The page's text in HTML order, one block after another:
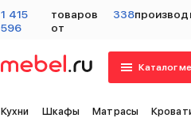
1 415
596
товаров
от
338
Каталог
Кухни Шкафы Матрасы